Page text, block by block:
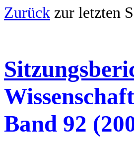
Zurück zur
Band 92